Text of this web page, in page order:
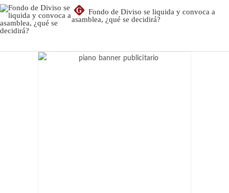
G
Fondo de Diviso se liquida y convoca a
asamblea, ¿qué se decidirá?